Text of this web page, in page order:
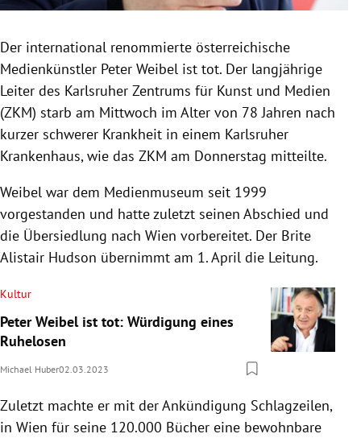
Untermenü
Untermenü
Der international renommierte österreichische
Medienkünstler Peter Weibel ist tot. Der langjährige
Leiter des Karlsruher Zentrums für Kunst und Medien
(ZKM) starb am Mittwoch im Alter von 78 Jahren nach
kurzer schwerer Krankheit in einem Karlsruher
Krankenhaus, wie das ZKM am Donnerstag mitteilte.
Weibel war dem Medienmuseum seit 1999
vorgestanden und hatte zuletzt seinen Abschied und
die Übersiedlung nach Wien vorbereitet. Der Brite
Alistair Hudson übernimmt am 1. April die Leitung.
Kultur
Peter Weibel ist tot: Würdigung eines
Ruhelosen
Michael Huber02.03.2023
Zuletzt machte er mit der Ankündigung Schlagzeilen,
in Wien für seine 120.000 Bücher eine bewohnbare